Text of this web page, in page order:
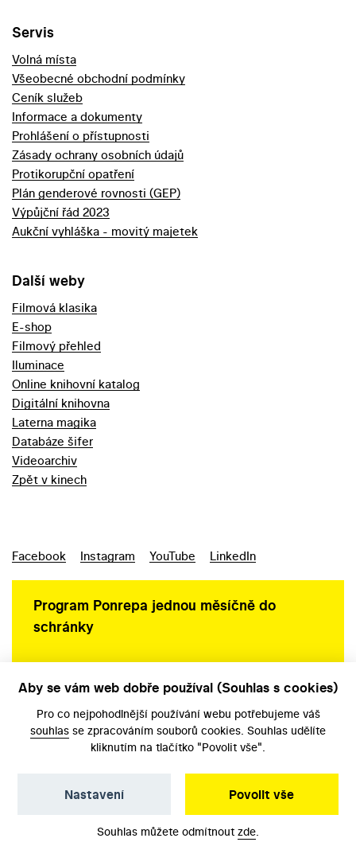
Servis
Volná místa
Všeobecné obchodní podmínky
Ceník služeb
Informace a dokumenty
Prohlášení o přístupnosti
Zásady ochrany osobních údajů
Protikorupční opatření
Plán genderové rovnosti (GEP)
Výpůjční řád 2023
Aukční vyhláška - movitý majetek
Další weby
Filmová klasika
E-shop
Filmový přehled
Iluminace
Online knihovní katalog
Digitální knihovna
Laterna magika
Databáze šifer
Videoarchiv
Zpět v kinech
Facebook Instagram YouTube LinkedIn
Program Ponrepa jednou měsíčně do
schránky
Aby se vám web dobře používal (Souhlas s cookies)
Pro co nejpohodlnější používání webu potřebujeme váš
souhlas se zpracováním souborů cookies. Souhlas udělíte
kliknutím na tlačítko "Povolit vše".
Povolit vše
Nastavení
Souhlas můžete odmítnout zde